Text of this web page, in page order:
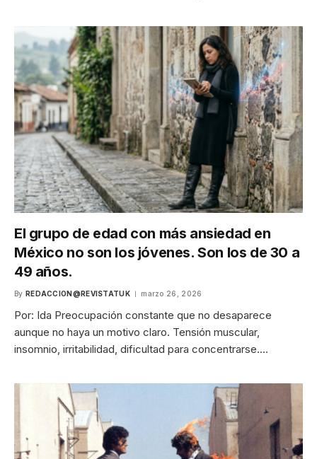
El grupo de edad con más ansiedad en
México no son los jóvenes. Son los de 30 a
49 años.
By REDACCION@REVISTATUK marzo 26, 2026
Por: Ida Preocupación constante que no desaparece
aunque no haya un motivo claro. Tensión muscular,
insomnio, irritabilidad, dificultad para concentrarse.…